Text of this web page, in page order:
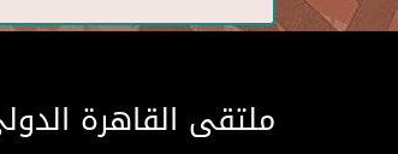
ملتقى القاهرة